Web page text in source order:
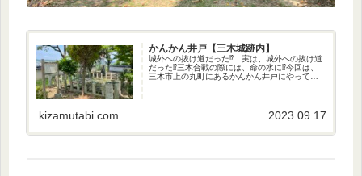
かんかん井戸【三木城跡内】
城外への抜け道だった⁉︎ 実は、城外への抜け道
だった⁉︎三木合戦の際には、命の水に⁉︎今回は、
三木市上の丸町にあるかんかん井戸にやって参
kizamutabi.com 2023.09.17